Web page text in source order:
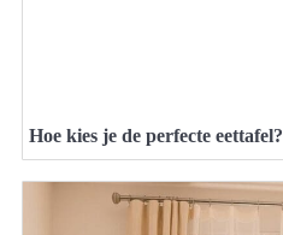
Hoe kies je de perfecte eettafel?